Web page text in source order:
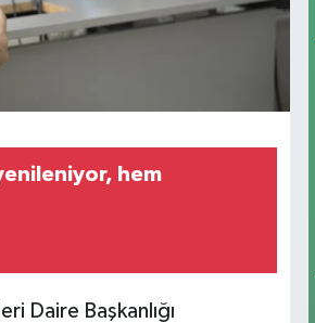
hem
Daire Başkanlığı